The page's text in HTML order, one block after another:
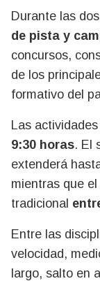
Durante las
de pista y
concursos,
de los
formativo del
Las
9:30 horas. El
extenderá
mientras que
tradicional
Entre las
velocidad,
largo, salto en